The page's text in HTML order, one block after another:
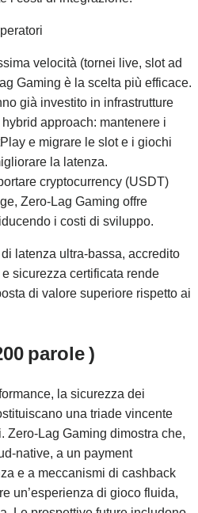
velocità (tornei live, slot ad
Gaming è la scelta più efficace.
già investito in infrastrutture
approach: mantenere i
e migrare le slot e i giochi
la latenza.
cryptocurrency (USDT)
Zero‑Lag Gaming offre
i costi di sviluppo.
latenza ultra‑bassa, accredito
sicurezza certificata rende
di valore superiore rispetto ai
parole )
la sicurezza dei
una triade vincente
Zero‑Lag Gaming dimostra che,
a un payment
e a meccanismi di cashback
un’esperienza di gioco fluida,